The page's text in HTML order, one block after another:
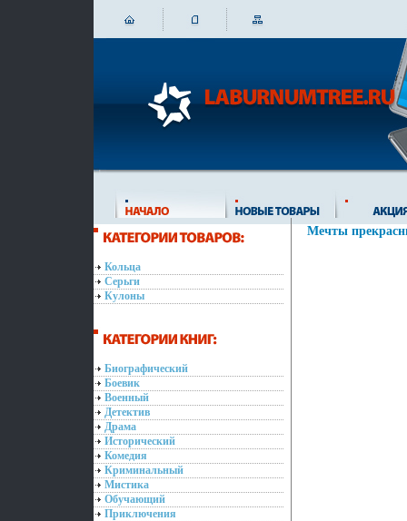
Кольца
Серьги
Кулоны
Биографический
Боевик
Военный
Детектив
Драма
Исторический
Комедия
Криминальный
Мистика
Обучающий
Приключения
Мечты